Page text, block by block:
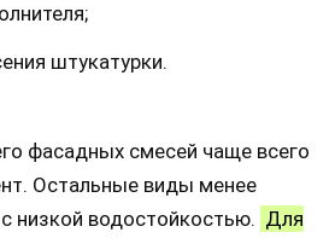
штукатурки.
фасадных смесей чаще всего
Остальные виды менее
низкой водостойкостью. Для